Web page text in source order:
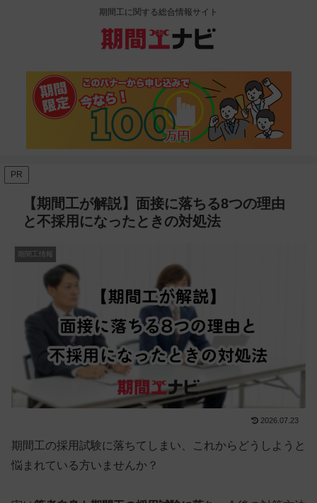
期間工に関する総合情報サイト
PR
【期間工が解説】面接に落ちる8つの理由
と不採用になったときの対処法
期間工情報
2026.07.23
期間工の採用試験に落ちてしまい、これからどうしようと
悩まれている方いませんか？